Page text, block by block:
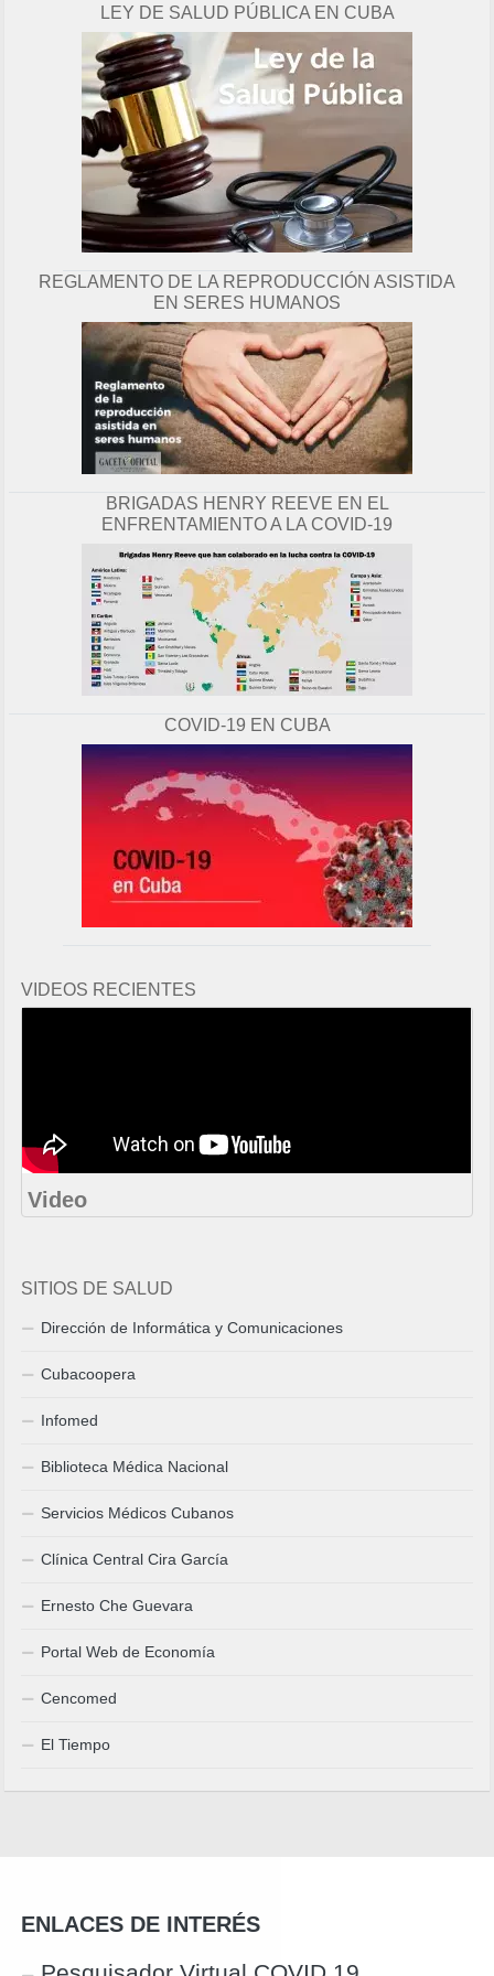
g
i
n
a
LEY DE SALUD PÚBLICA EN CUBA
REGLAMENTO DE LA REPRODUCCIÓN ASISTIDA
EN SERES HUMANOS
BRIGADAS HENRY REEVE EN EL
ENFRENTAMIENTO A LA COVID-19
COVID-19 EN CUBA
VIDEOS RECIENTES
Video
SITIOS DE SALUD
Dirección de Informática y Comunicaciones
Cubacoopera
Infomed
Biblioteca Médica Nacional
Servicios Médicos Cubanos
Clínica Central Cira García
Ernesto Che Guevara
Portal Web de Economía
Cencomed
El Tiempo
ENLACES DE INTERÉS